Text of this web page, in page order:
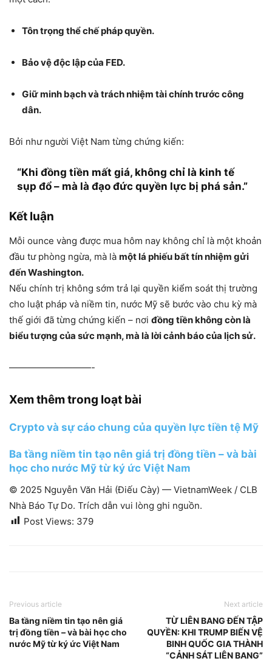
Tôn trọng thể chế pháp quyền.
Bảo vệ độc lập của FED.
Giữ minh bạch và trách nhiệm tài chính trước công
dân.
Bởi như người Việt Nam từng chứng kiến:
“Khi đồng tiền mất giá, không chỉ là kinh tế
sụp đổ – mà là đạo đức quyền lực bị phá sản.”
Kết luận
Mỗi ounce vàng được mua hôm nay không chỉ là một khoản
đầu tư phòng ngừa, mà là một lá phiếu bất tín nhiệm gửi
đến Washington.
Nếu chính trị không sớm trả lại quyền kiểm soát thị trường
cho luật pháp và niềm tin, nước Mỹ sẽ bước vào chu kỳ mà
thế giới đã từng chứng kiến – nơi đồng tiền không còn là
biểu tượng của sức mạnh, mà là lời cảnh báo của lịch sử.
—————————-
Xem thêm trong loạt bài
Crypto và sự cáo chung của quyền lực tiền tệ Mỹ
Ba tầng niềm tin tạo nên giá trị đồng tiền – và bài
học cho nước Mỹ từ ký ức Việt Nam
© 2025 Nguyễn Văn Hải (Điếu Cày) — VietnamWeek / CLB
Nhà Báo Tự Do. Trích dẫn vui lòng ghi nguồn.
Post Views: 379
Previous article
Ba tầng niềm tin tạo nên giá
trị đồng tiền – và bài học cho
nước Mỹ từ ký ức Việt Nam
Next article
TỪ LIÊN BANG ĐẾN TẬP
QUYỀN: KHI TRUMP BIẾN VỆ
BINH QUỐC GIA THÀNH
“CẢNH SÁT LIÊN BANG”